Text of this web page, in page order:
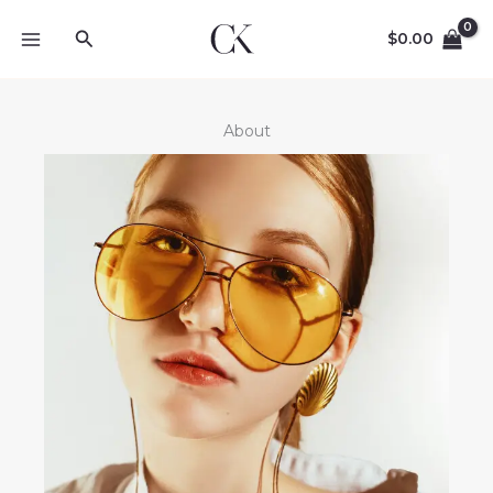
Inhalt
Suche $0.00
About